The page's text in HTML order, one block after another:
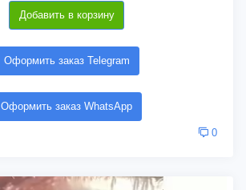
Добавить в корзину
Оформить заказ Telegram
Оформить заказ WhatsApp
0